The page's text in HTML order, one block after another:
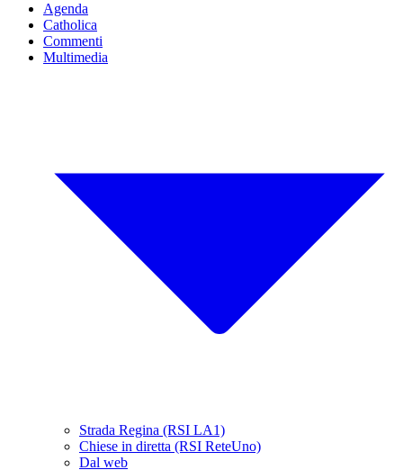
Agenda
Catholica
Commenti
Multimedia
Strada Regina (RSI LA1)
Chiese in diretta (RSI ReteUno)
Dal web